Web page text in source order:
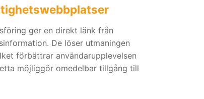
ger en direkt länk från
De löser utmaningen
förbättrar användarupplevelsen
möjliggör omedelbar tillgång till